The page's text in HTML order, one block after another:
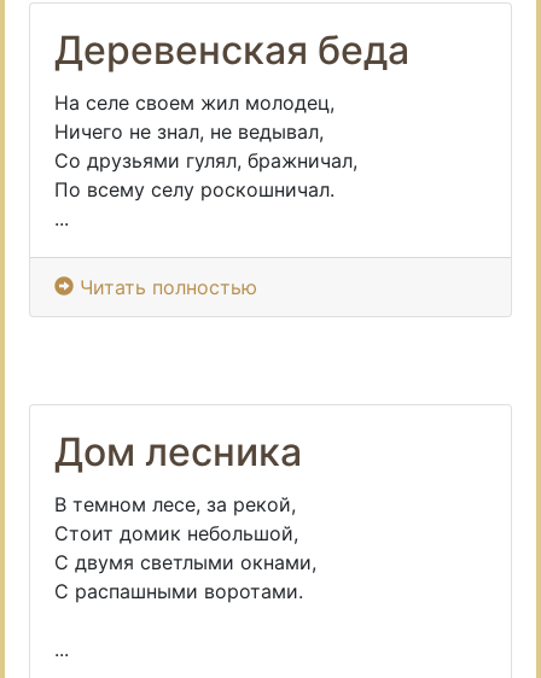
Деревенская беда
На селе своем жил молодец,
Ничего не знал, не ведывал,
Со друзьями гулял, бражничал,
По всему селу роскошничал.
...
Читать полностью
Дом лесника
В темном лесе, за рекой,
Стоит домик небольшой,
С двумя светлыми окнами,
С распашными воротами.
...